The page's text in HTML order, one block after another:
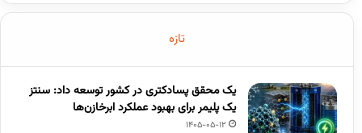
تازه
یک محقق پسادکتری در کشور توسعه داد: سنتز
یک پلیمر برای بهبود عملکرد ابرخازن‌ها
1405-05-12